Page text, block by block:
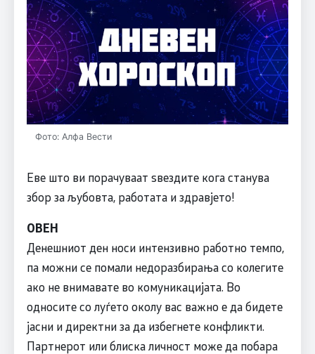
Фото: Алфа Вести
Еве што ви порачуваат ѕвездите кога станува
збор за љубовта, работата и здравјето!
ОВЕН
Денешниот ден носи интензивно работно темпо,
па можни се помали недоразбирања со колегите
ако не внимавате во комуникацијата. Во
односите со луѓето околу вас важно е да бидете
јасни и директни за да избегнете конфликти.
Партнерот или блиска личност може да побара